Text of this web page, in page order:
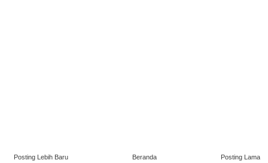
Posting Lebih Baru Posting Lama
Beranda